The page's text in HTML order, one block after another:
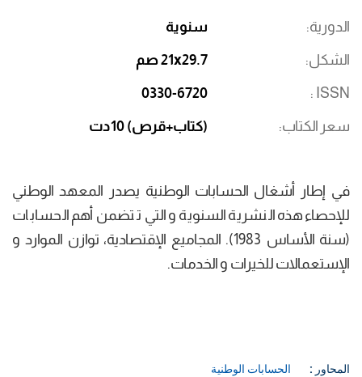
الدورية سنوية
الشكل 21x29.7 صم
ISSN
0330-6720
سعر الكتاب (كتاب+قرص) 10دت
في إطار أشغال الحسابات الوطنية يصدر المعهد الوطني
للإحصاء هذه النشرية السنوية و التي تتضمن أهم الحسابات
(سنة الأساس 1983). المجاميع الإقتصادية، توازن الموارد و
الإستعمالات للخيرات و الخدمات.
المحاور : الحسابات الوطنية